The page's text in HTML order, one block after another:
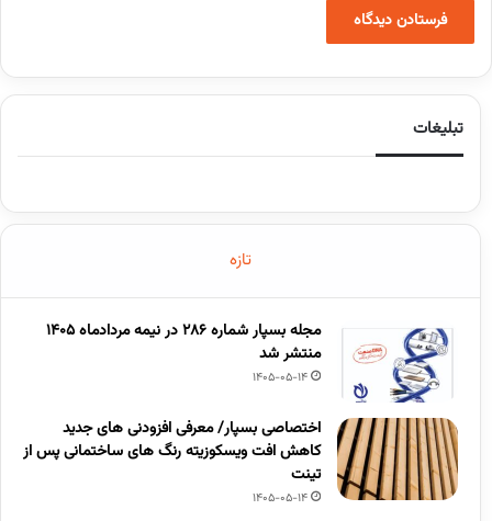
تبلیغات
تازه
مجله بسپار شماره 286 در نیمه مردادماه 1405
منتشر شد
1405-05-14
اختصاصی بسپار/ معرفی افزودنی های جدید
کاهش افت ویسکوزیته رنگ های ساختمانی پس از
تینت
1405-05-14